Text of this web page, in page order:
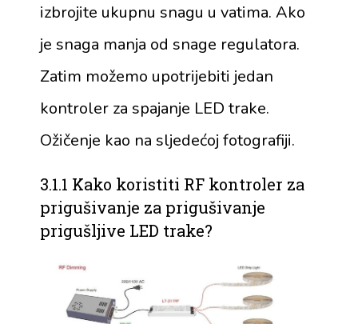
izbrojite ukupnu snagu u vatima. Ako
je snaga manja od snage regulatora.
Zatim možemo upotrijebiti jedan
kontroler za spajanje LED trake.
Ožičenje kao na sljedećoj fotografiji.
3.1.1 Kako koristiti RF kontroler za
prigušivanje za prigušivanje
prigušljive LED trake?